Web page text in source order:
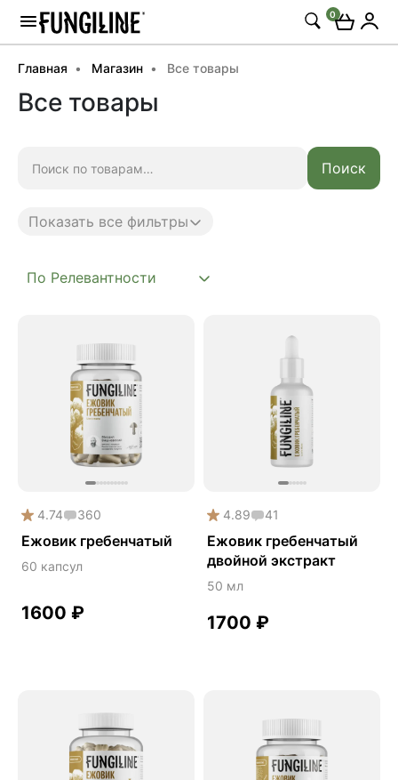
0
Главная Магазин Все товары
Все товары
Поиск
Показать все фильтры
Daily
Mushroom
Phyto
Premium
Solution
Акция
Антипаразит
Антистресс
Бакопа Монье
Готу кола
Деменция
4.74 360
Ежовик гребенчатый
60 капсул
1600 ₽
4.89 41
Ежовик гребенчатый
двойной экстракт
50 мл
1700 ₽